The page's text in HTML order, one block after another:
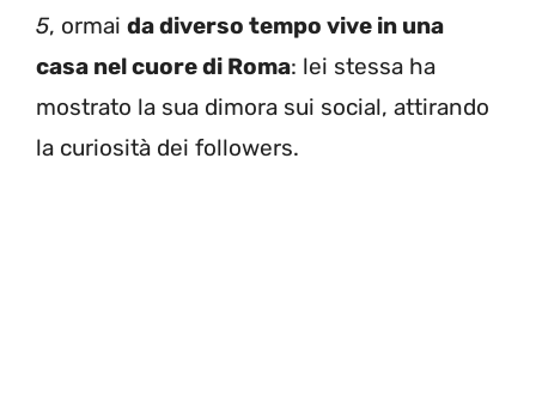
5, ormai da diverso tempo vive in una
casa nel cuore di Roma: lei stessa ha
mostrato la sua dimora sui social, attirando
la curiosità dei followers.